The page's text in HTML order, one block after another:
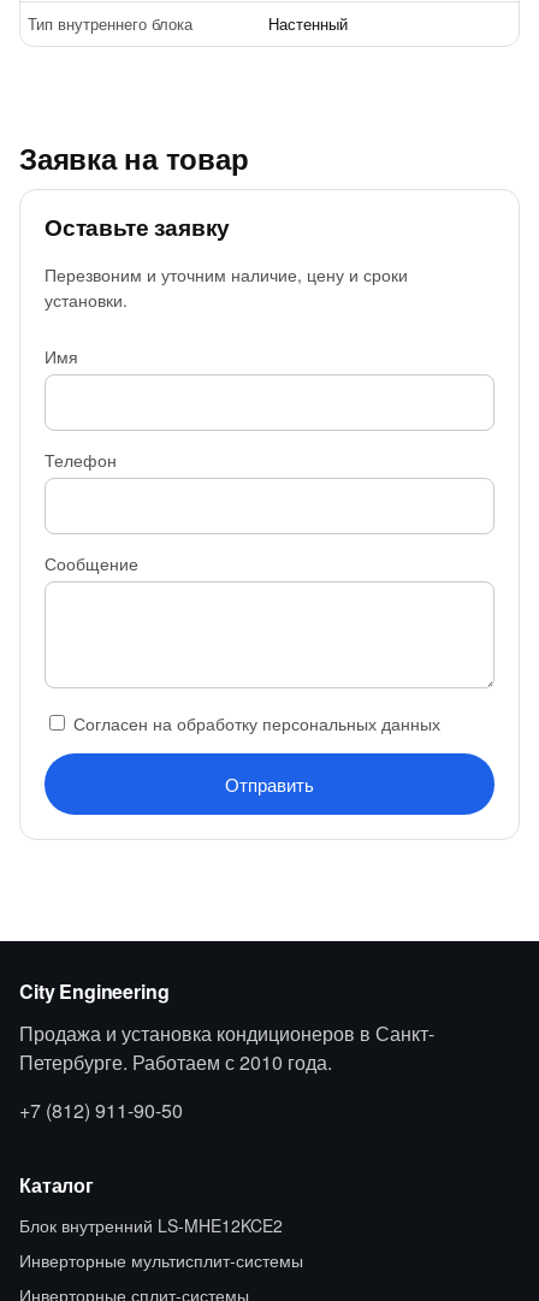
Тип внутреннего блока
Настенный
Заявка на товар
Оставьте заявку
Перезвоним и уточним наличие, цену и сроки
установки.
Имя
Телефон
Сообщение
Согласен на обработку персональных данных
Отправить
City Engineering
Продажа и установка кондиционеров в Санкт-
Петербурге. Работаем с 2010 года.
+7 (812) 911-90-50
Каталог
Блок внутренний LS-MHE12KCE2
Инверторные мультисплит-системы
Инверторные сплит-системы